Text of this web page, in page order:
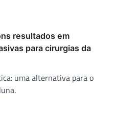
resultados em
para cirurgias da
uma alternativa para o